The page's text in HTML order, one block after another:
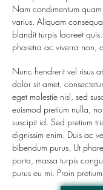
Nam condimentum
varius. Aliquam
blandit turpis laoreet
pharetra ac viverra non,
Nunc hendrerit vel risus
dolor sit amet,
eget molestie nisl, sed
euismod pretium nulla,
suscipit id. Sed pretium
dignissim enim. Duis ac
bibendum purus. Ut
porta, massa turpis
purus eu mi. Proin